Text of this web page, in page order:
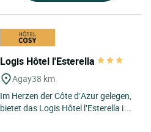
Logis Hôtel l'Esterella
Agay38 km
Im Herzen der Côte d’Azur gelegen,
bietet das Logis Hôtel l’Esterella in